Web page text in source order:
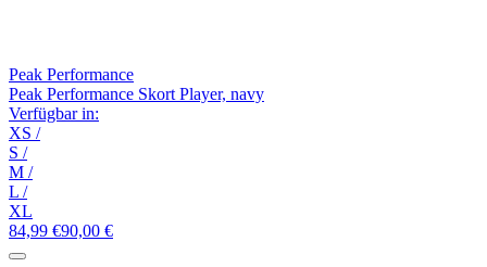
Peak Performance
Peak Performance Skort Player, navy
Verfügbar in:
XS /
S /
M /
L /
XL
84,99 €90,00 €